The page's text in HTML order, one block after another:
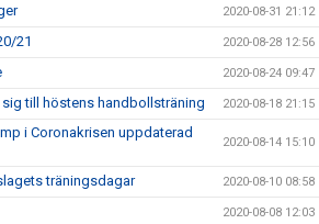
2020-08-31 21:12
21 2020-08-28 12:56
2020-08-24 09:47
till höstens handbollsträning 2020-08-18 21:15
i Coronakrisen uppdaterad
2020-08-14 15:10
träningsdagar 2020-08-10 08:58
2020-08-08 12:03